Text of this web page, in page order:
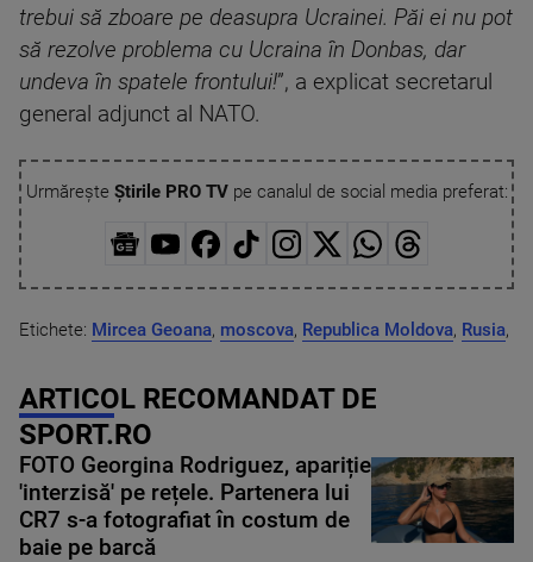
trebui să zboare pe deasupra Ucrainei. Păi ei nu pot
să rezolve problema cu Ucraina în Donbas, dar
undeva în spatele frontului!”, a explicat secretarul
general adjunct al NATO.
Urmărește Știrile PRO TVpe canalul de social media preferat:
Etichete: Mircea Geoana, moscova, Republica Moldova, Rusia,
ARTICOL RECOMANDAT DE
SPORT.RO
FOTO Georgina Rodriguez, apariție
'interzisă' pe rețele. Partenera lui
CR7 s-a fotografiat în costum de
baie pe barcă